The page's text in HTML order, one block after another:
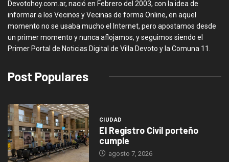
Devotohoy.com.ar, nació en Febrero del 2003, con la idea de
informar a los Vecinos y Vecinas de forma Online, en aquel
momento no se usaba mucho el Internet, pero apostamos desde
un primer momento y nunca aflojamos, y seguimos siendo el
Primer Portal de Noticias Digital de Villa Devoto y la Comuna 11.
Post Populares
CIUDAD
El Registro Civil porteño
cumple
agosto 7, 2026